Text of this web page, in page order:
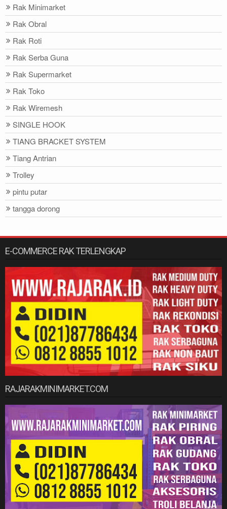
Rak Minimarket
Rak Obral
Rak Roti
Rak Serba Guna
Rak Supermarket
Rak Toko
Rak Wiremesh
SINGLE HOOK
TIANG BRACKET SYSTEM
Tiang Antrian
Trolley
pintu putar
tangga dorong
E-COMMERCE RAK TERLENGKAP
RAJARAKMINIMARKET.COM